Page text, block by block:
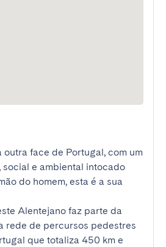
outra face de Portugal, com um
e ambiental intocado
do homem, esta é a sua
Alentejano faz parte da
rede de percursos pedestres
que totaliza 450 km e